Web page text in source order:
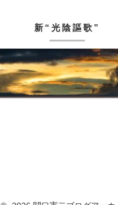
新“光陰謳歌”